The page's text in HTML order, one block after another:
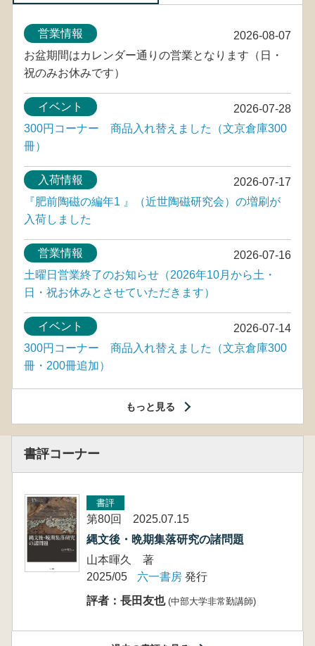
2026-08-07
営業情報
お盆期間はカレンダー通りの営業となります（日・
祝のみお休みです）
2026-07-28
イベント
300円コーナー 商品入れ替えました（文京倉庫300
冊）
2026-07-17
入荷情報
『肥前陶磁の編年1 』（近世陶磁研究会）の増刷が
入荷しました
2026-07-16
営業情報
土曜日営業終了のお知らせ（2026年10月から土・
日・祝お休みとさせていただきます）
2026-07-14
イベント
300円コーナー 商品入れ替えました（文京倉庫300
冊・200冊追加）
もっと見る
書評コーナー
書評
第80回 2025.07.15
縄文後・晩期集落研究の諸問題
山本暉久 著
2025/05
六一書房 発行
評者：長田友也 (中部大学非常勤講師)